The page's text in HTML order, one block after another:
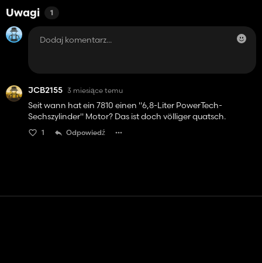
Uwagi 1
JCB2155 3 miesiące temu
Seit wann hat ein 7810 einen "6,8-Liter PowerTech-
Sechszylinder" Motor? Das ist doch völliger quatsch.
1 Odpowiedź